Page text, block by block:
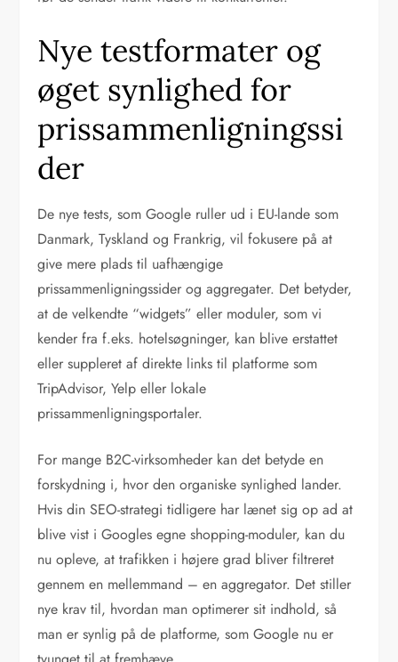
Nye testformater og
øget synlighed for
prissammenligningssi
der
De nye tests, som Google ruller ud i EU-lande som
Danmark, Tyskland og Frankrig, vil fokusere på at
give mere plads til uafhængige
prissammenligningssider og aggregater. Det betyder,
at de velkendte “widgets” eller moduler, som vi
kender fra f.eks. hotelsøgninger, kan blive erstattet
eller suppleret af direkte links til platforme som
TripAdvisor, Yelp eller lokale
prissammenligningsportaler.
For mange B2C-virksomheder kan det betyde en
forskydning i, hvor den organiske synlighed lander.
Hvis din SEO-strategi tidligere har lænet sig op ad at
blive vist i Googles egne shopping-moduler, kan du
nu opleve, at trafikken i højere grad bliver filtreret
gennem en mellemmand – en aggregator. Det stiller
nye krav til, hvordan man optimerer sit indhold, så
man er synlig på de platforme, som Google nu er